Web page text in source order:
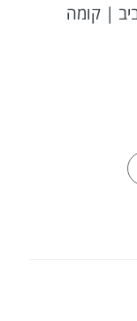
| קומה